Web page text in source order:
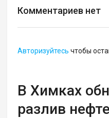
Комментариев нет
Авторизуйтесь чтобы
В Химках
разлив